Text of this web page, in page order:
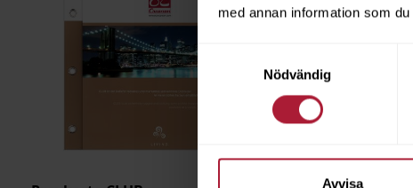
med annan information som
Samtyckesval
Nödvändig
Avvisa